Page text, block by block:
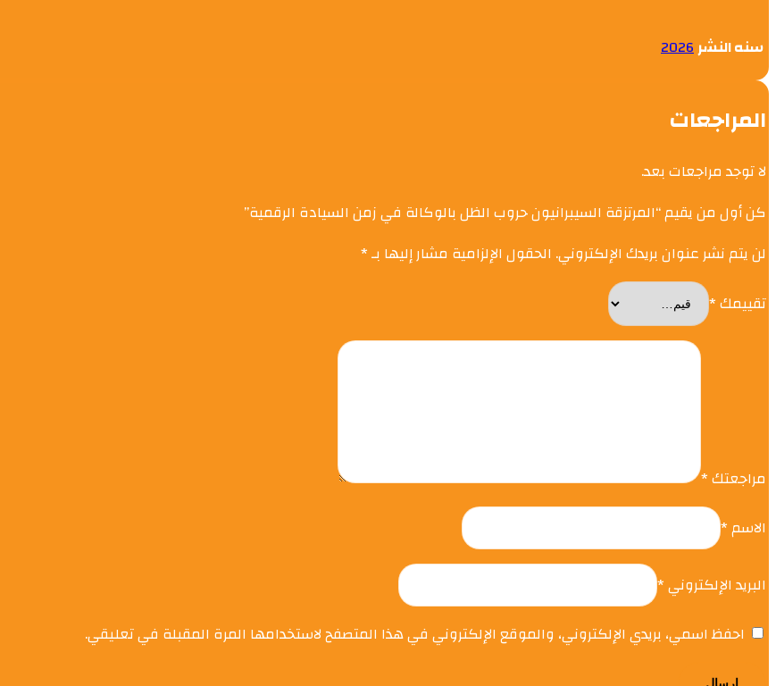
سنه النشر2026
المراجعات
لا توجد مراجعات بعد.
كن أول من يقيم “المرتزقة السيبرانيون حروب الظل بالوكالة في زمن السيادة الرقمية”
لن يتم نشر عنوان بريدك الإلكتروني. الحقول الإلزامية مشار إليها بـ*
تقييمك*
مراجعتك*
الاسم*
البريد الإلكتروني*
احفظ اسمي، بريدي الإلكتروني، والموقع الإلكتروني في هذا المتصفح لاستخدامها المرة المقبلة في تعليقي.